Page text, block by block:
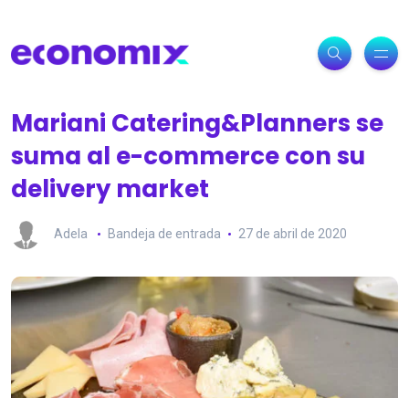
Mariani Catering&Planners se
suma al e-commerce con su
delivery market
Adela Bandeja de entrada 27 de abril de 2020